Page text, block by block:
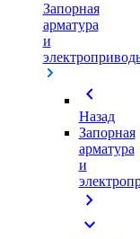
Запорная
арматура
и
chevron_left
Назад
Запорная
арматура
и
chevron_right
expand_more